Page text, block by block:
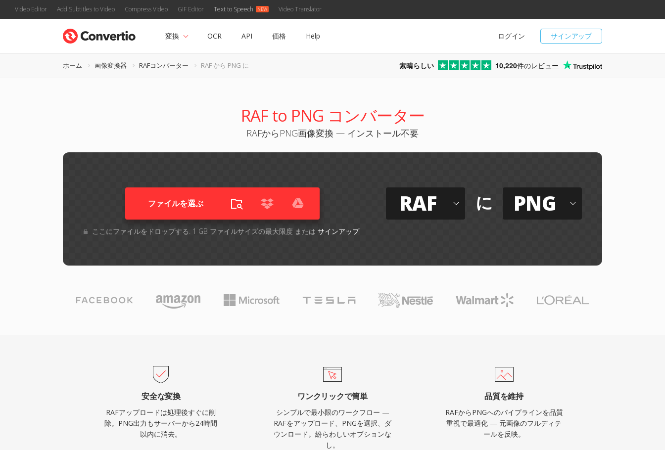
Video Editor Add Subtitles to Video Compress Video GIF Editor Text to Speech Video Translator
サインアップ
ログイン
変換 OCR API 価格 Help
ホーム 画像変換器 RAFコンバーター RAF から PNG に 素晴らしい 10,220件のレビュー
RAF to PNG コンバーター
RAFからPNG画像変換 — インストール不要
ファイルを選ぶ
ここにファイルをドロップする. 1 GB ファイルサイズの最大限度 または サインアップ
RAF に PNG
安全な変換
RAFアップロードは処理後すぐに削
除。PNG出力もサーバーから24時間
以内に消去。
ワンクリックで簡単
シンプルで最小限のワークフロー —
RAFをアップロード、PNGを選択、ダ
ウンロード。紛らわしいオプションな
し。
品質を維持
RAFからPNGへのパイプラインを品質
重視で最適化 — 元画像のフルディテ
ールを反映。